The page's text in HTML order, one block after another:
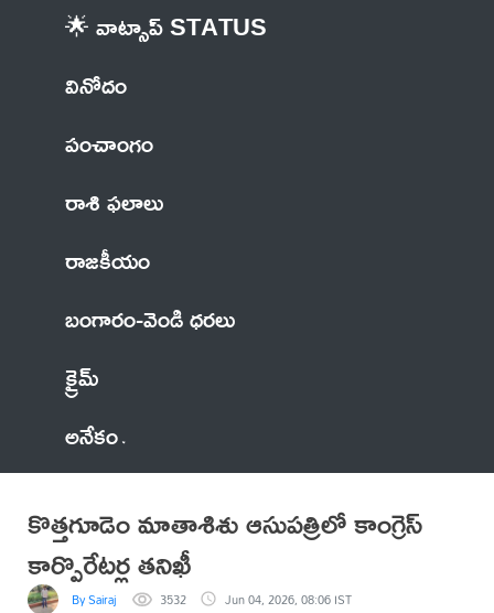
🌟 వాట్సాప్ STATUS
వినోదం
పంచాంగం
రాశి ఫలాలు
రాజకీయం
బంగారం-వెండి ధరలు
క్రైమ్
అనేకం
కొత్తగూడెం మాతాశిశు ఆసుపత్రిలో కాంగ్రెస్
కార్పొరేటర్ల తనిఖీ
By Sairaj 3532 Jun 04, 2026, 08:06 IST